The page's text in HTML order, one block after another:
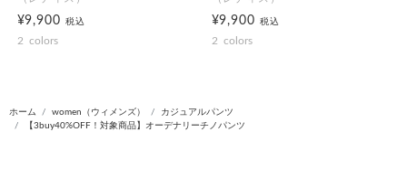
¥9,900税込
2 colors
¥9,900税込
2 colors
ホーム women（ウィメンズ）
カジュアルパンツ
【3buy40%OFF！対象商品】オーデナリーチノパンツ